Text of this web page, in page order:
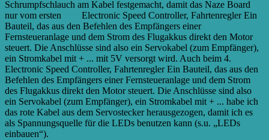
Schrumpfschlauch am Kabel festgemacht, damit das Naze Board
nur vom ersten
Electronic Speed Controller, Fahrtenregler Ein
Bauteil, das aus den Befehlen des Empfängers einer
Fernsteueranlage und dem Strom des Flugakkus direkt den Motor
steuert. Die Anschlüsse sind also ein Servokabel (zum Empfänger),
ein Stromkabel mit + ... mit 5V versorgt wird. Auch beim 4.
Electronic Speed Controller, Fahrtenregler Ein Bauteil, das aus den
Befehlen des Empfängers einer Fernsteueranlage und dem Strom
des Flugakkus direkt den Motor steuert. Die Anschlüsse sind also
ein Servokabel (zum Empfänger), ein Stromkabel mit + ... habe ich
das rote Kabel aus dem Servostecker herausgezogen, damit ich es
als Spannungsquelle für die LEDs benutzen kann (s.u. „LEDs
einbauen“).